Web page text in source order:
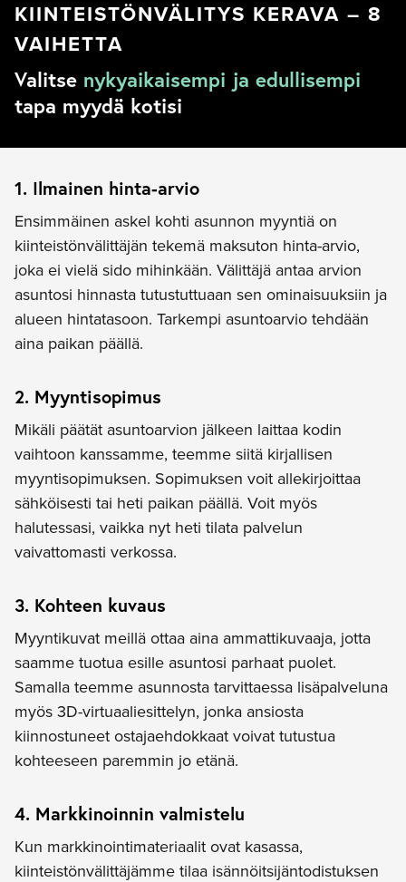
KIINTEISTÖNVÄLITYS KERAVA – 8
VAIHETTA
Valitse nykyaikaisempi ja edullisempi
tapa myydä kotisi
1. Ilmainen hinta-arvio
Ensimmäinen askel kohti asunnon myyntiä on
kiinteistönvälittäjän tekemä maksuton hinta-arvio,
joka ei vielä sido mihinkään. Välittäjä antaa arvion
asuntosi hinnasta tutustuttuaan sen ominaisuuksiin ja
alueen hintatasoon. Tarkempi asuntoarvio tehdään
aina paikan päällä.
2. Myyntisopimus
Mikäli päätät asuntoarvion jälkeen laittaa kodin
vaihtoon kanssamme, teemme siitä kirjallisen
myyntisopimuksen. Sopimuksen voit allekirjoittaa
sähköisesti tai heti paikan päällä. Voit myös
halutessasi, vaikka nyt heti tilata palvelun
vaivattomasti verkossa.
3. Kohteen kuvaus
Myyntikuvat meillä ottaa aina ammattikuvaaja, jotta
saamme tuotua esille asuntosi parhaat puolet.
Samalla teemme asunnosta tarvittaessa lisäpalveluna
myös 3D-virtuaaliesittelyn, jonka ansiosta
kiinnostuneet ostajaehdokkaat voivat tutustua
kohteeseen paremmin jo etänä.
4. Markkinoinnin valmistelu
Kun markkinointimateriaalit ovat kasassa,
kiinteistönvälittäjämme tilaa isännöitsijäntodistuksen